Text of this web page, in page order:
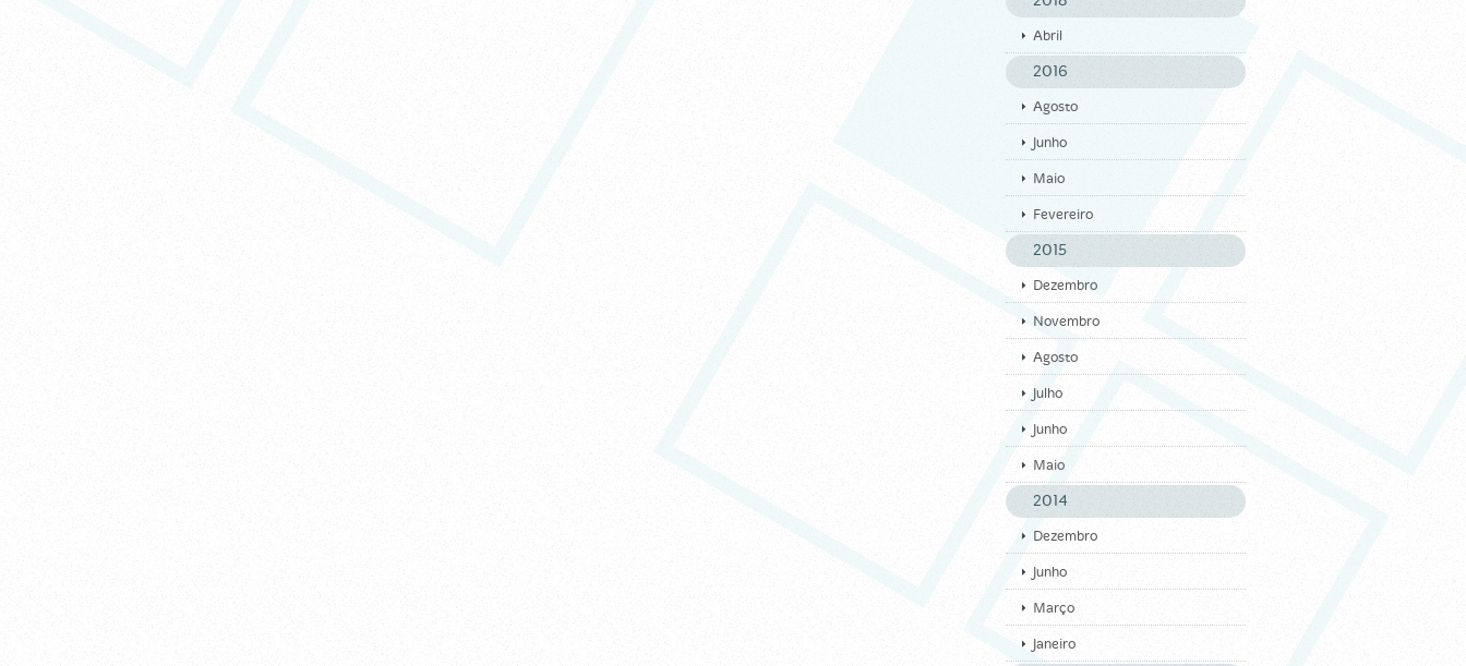
Abril
2016
Agosto
Junho
Maio
Fevereiro
2015
Dezembro
Novembro
Agosto
Julho
Junho
Maio
2014
Dezembro
Junho
Março
Janeiro